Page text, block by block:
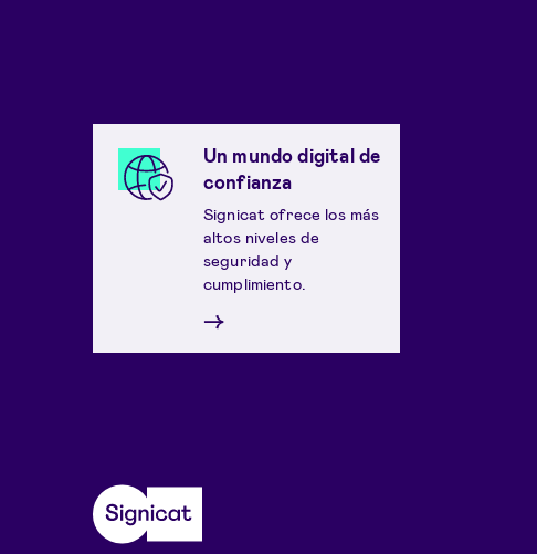
Un mundo digital de
confianza
Signicat ofrece los más
altos niveles de
seguridad y
cumplimiento.
→